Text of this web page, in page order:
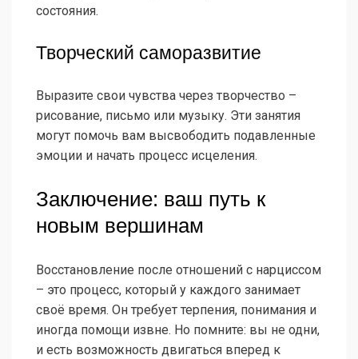
состояния.
Творческий саморазвитие
Выразите свои чувства через творчество –
рисование, письмо или музыку. Эти занятия
могут помочь вам высвободить подавленные
эмоции и начать процесс исцеления.
Заключение: ваш путь к
новым вершинам
Восстановление после отношений с нарциссом
– это процесс, который у каждого занимает
своё время. Он требует терпения, понимания и
иногда помощи извне. Но помните: вы не одни,
и есть возможность двигаться вперед к